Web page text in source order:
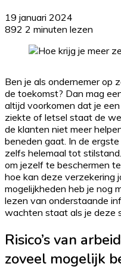
19 januari 2024
892 2 minuten lezen
Ben je als ondernemer op
de toekomst? Dan mag
altijd voorkomen dat je
ziekte of letsel staat de
de klanten niet meer
beneden gaat. In de
zelfs helemaal tot
om jezelf te beschermen
hoe kan deze verzekering
mogelijkheden heb je nog
lezen van onderstaande
wachten staat als je deze
Risico’s van
zoveel mogelijk